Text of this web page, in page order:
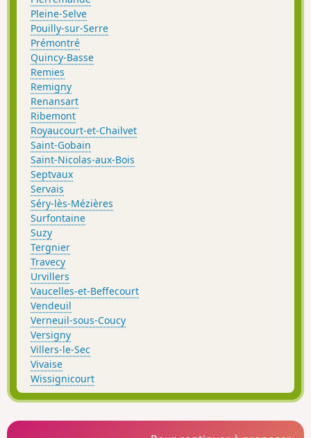
Pleine-Selve
Pouilly-sur-Serre
Prémontré
Quincy-Basse
Remies
Remigny
Renansart
Ribemont
Royaucourt-et-Chailvet
Saint-Gobain
Saint-Nicolas-aux-Bois
Septvaux
Servais
Séry-lès-Mézières
Surfontaine
Suzy
Tergnier
Travecy
Urvillers
Vaucelles-et-Beffecourt
Vendeuil
Verneuil-sous-Coucy
Versigny
Villers-le-Sec
Vivaise
Wissignicourt